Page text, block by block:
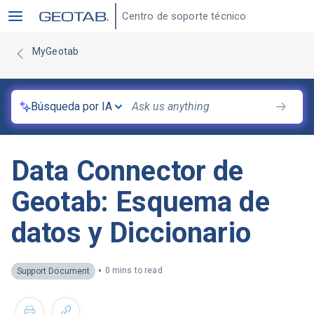
Centro de soporte técnico
MyGeotab
Búsqueda por IA
Data Connector de
Geotab: Esquema de
datos y Diccionario
Support Document • 0 mins to read